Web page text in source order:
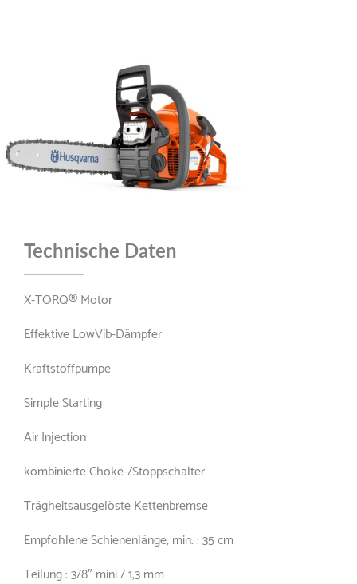
Technische Daten
X-TORQ® Motor
Effektive LowVib-Dämpfer
Kraftstoffpumpe
Simple Starting
Air Injection
kombinierte Choke-/Stoppschalter
Trägheitsausgelöste Kettenbremse
Empfohlene Schienenlänge, min. : 35 cm
Teilung : 3/8″ mini / 1,3 mm